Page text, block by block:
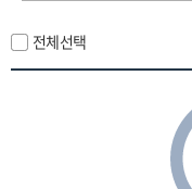
전체선택